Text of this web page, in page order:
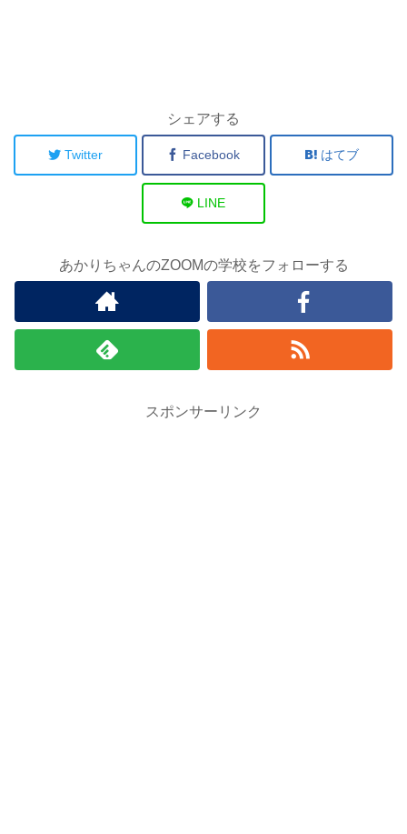
シェアする
Twitter Facebook はてブ
LINE
あかりちゃんのZOOMの学校をフォローする
スポンサーリンク